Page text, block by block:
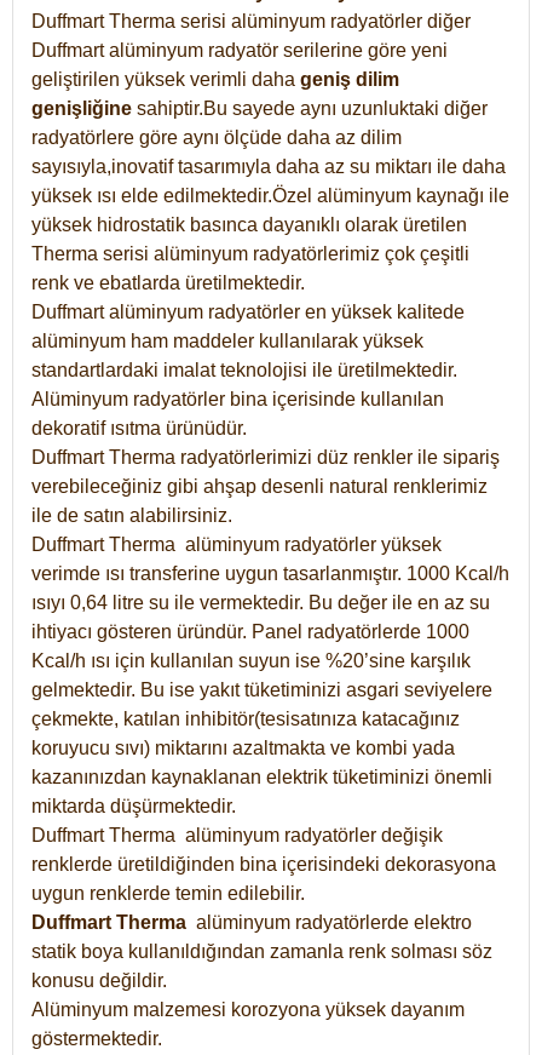
Duffmart Therma serisi alüminyum radyatörler diğer
Duffmart alüminyum radyatör serilerine göre yeni
geliştirilen yüksek verimli daha geniş dilim
genişliğine sahiptir.Bu sayede aynı uzunluktaki diğer
radyatörlere göre aynı ölçüde daha az dilim
sayısıyla,inovatif tasarımıyla daha az su miktarı ile daha
yüksek ısı elde edilmektedir.Özel alüminyum kaynağı ile
yüksek hidrostatik basınca dayanıklı olarak üretilen
Therma serisi alüminyum radyatörlerimiz çok çeşitli
renk ve ebatlarda üretilmektedir.
Duffmart alüminyum radyatörler en yüksek kalitede
alüminyum ham maddeler kullanılarak yüksek
standartlardaki imalat teknolojisi ile üretilmektedir.
Alüminyum radyatörler bina içerisinde kullanılan
dekoratif ısıtma ürünüdür.
Duffmart Therma radyatörlerimizi düz renkler ile sipariş
verebileceğiniz gibi ahşap desenli natural renklerimiz
ile de satın alabilirsiniz.
Duffmart Therma alüminyum radyatörler yüksek
verimde ısı transferine uygun tasarlanmıştır. 1000 Kcal/h
ısıyı 0,64 litre su ile vermektedir. Bu değer ile en az su
ihtiyacı gösteren üründür. Panel radyatörlerde 1000
Kcal/h ısı için kullanılan suyun ise %20’sine karşılık
gelmektedir. Bu ise yakıt tüketiminizi asgari seviyelere
çekmekte, katılan inhibitör(tesisatınıza katacağınız
koruyucu sıvı) miktarını azaltmakta ve kombi yada
kazanınızdan kaynaklanan elektrik tüketiminizi önemli
miktarda düşürmektedir.
Duffmart Therma alüminyum radyatörler değişik
renklerde üretildiğinden bina içerisindeki dekorasyona
uygun renklerde temin edilebilir.
Duffmart Therma alüminyum radyatörlerde elektro
statik boya kullanıldığından zamanla renk solması söz
konusu değildir.
Alüminyum malzemesi korozyona yüksek dayanım
göstermektedir.